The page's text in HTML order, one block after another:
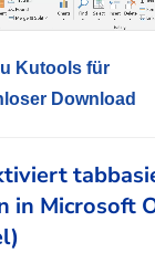
Kutools für
Download
in Microsoft